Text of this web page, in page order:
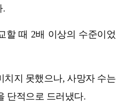
.
할 때 2배 이상의 수준이었
치지 못했으나, 사망자 수는
단적으로 드러냈다.